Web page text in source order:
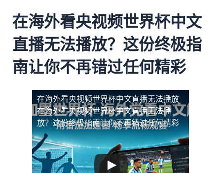
在海外看央视频世界杯中文
直播无法播放？这份终极指
南让你不再错过任何精彩
在海外看央视频世界杯中文直播无法播放
在海外看央视频世界杯中文直播无法播
放？这份终极指南让你不再错过任何精彩